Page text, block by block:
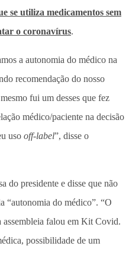
se utiliza medicamentos sem
o coronavírus.
a autonomia do médico na
recomendação do nosso
fui um desses que fez
médico/paciente na decisão
uso off-label”, disse o
do presidente e disse que não
“autonomia do médico”. “O
assembleia falou em Kit Covid.
possibilidade de um